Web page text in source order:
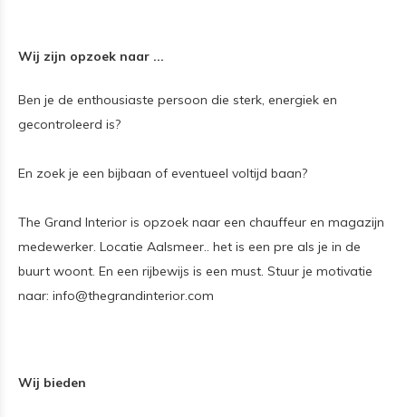
Wij zijn opzoek naar ...
Ben je de enthousiaste persoon die sterk, energiek en
gecontroleerd is?
En zoek je een bijbaan of eventueel voltijd baan?
The Grand Interior is opzoek naar een chauffeur en magazijn
medewerker. Locatie Aalsmeer.. het is een pre als je in de
buurt woont. En een rijbewijs is een must. Stuur je motivatie
naar: info@thegrandinterior.com
Wij bieden